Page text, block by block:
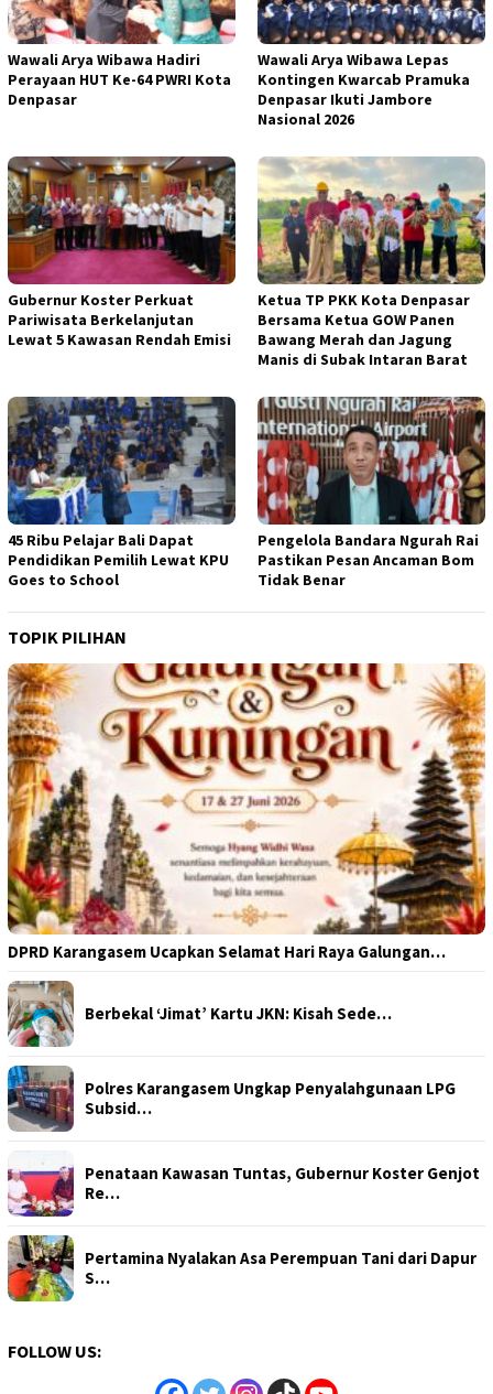
Wawali Arya Wibawa Hadiri
Perayaan HUT Ke-64 PWRI Kota
Denpasar
Wawali Arya Wibawa Lepas
Kontingen Kwarcab Pramuka
Denpasar Ikuti Jambore
Nasional 2026
Gubernur Koster Perkuat
Pariwisata Berkelanjutan
Lewat 5 Kawasan Rendah Emisi
Ketua TP PKK Kota Denpasar
Bersama Ketua GOW Panen
Bawang Merah dan Jagung
Manis di Subak Intaran Barat
45 Ribu Pelajar Bali Dapat
Pendidikan Pemilih Lewat KPU
Goes to School
Pengelola Bandara Ngurah Rai
Pastikan Pesan Ancaman Bom
Tidak Benar
TOPIK PILIHAN
DPRD Karangasem Ucapkan Selamat Hari Raya Galungan…
Berbekal ‘Jimat’ Kartu JKN: Kisah Sede…
Polres Karangasem Ungkap Penyalahgunaan LPG
Subsid…
Penataan Kawasan Tuntas, Gubernur Koster Genjot
Re…
Pertamina Nyalakan Asa Perempuan Tani dari Dapur
S…
FOLLOW US: